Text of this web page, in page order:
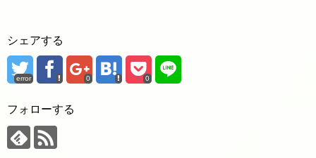
シェアする
error 0 0
フォローする